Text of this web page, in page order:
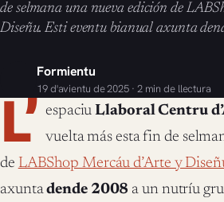
de selmana una nueva edición de
Diseñu. Esti eventu bianual axunta
Formientu
19 d'avientu de 2025 · 2 min de llectura
L’ espaciuLlaboral Centru
vuelta más esta fin de
de LABShop Mercáu d’Arte y
axuntadende 2008 a un nutríu